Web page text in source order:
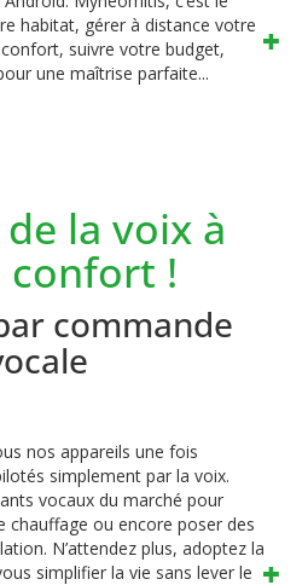
habitat, gérer à distance votre
suivre votre budget,
une maîtrise parfaite...
la voix à
!
commande
nos appareils une fois
simplement par la voix.
vocaux du marché pour
chauffage ou encore poser des
N’attendez plus, adoptez la
simplifier la vie sans lever le